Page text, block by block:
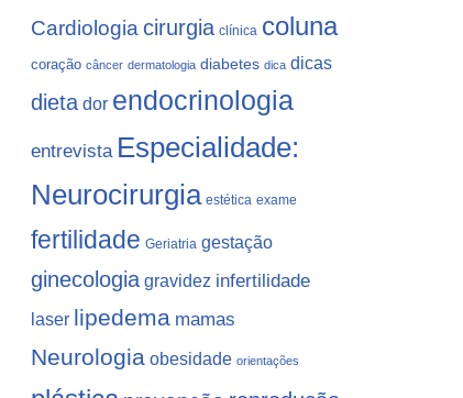
Cardiologia cirurgia clínica coluna
coração câncer dermatologia diabetes dica dicas
dieta dor endocrinologia
entrevista Especialidade:
Neurocirurgia estética exame
fertilidade Geriatria gestação
ginecologia gravidez infertilidade
laser lipedema mamas
Neurologia obesidade orientações